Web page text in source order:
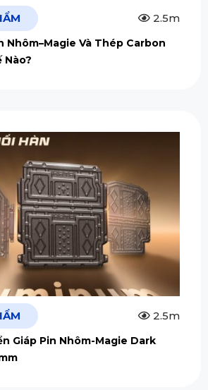
2.5m
Nhôm–Magie Và Thép Carbon
Nào?
2.5m
Giáp Pin Nhôm-Magie Dark